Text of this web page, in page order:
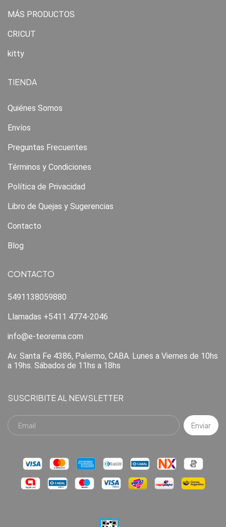
MÁS PRODUCTOS
CRICUT
kitty
TIENDA
Quiénes Somos
Envíos
Preguntas Frecuentes
Términos y Condiciones
Política de Privacidad
Libro de Quejas y Sugerencias
Contacto
Blog
CONTACTO
5491138059880
Llamadas +5411 4774-2046
info@e-teorema.com
Av. Santa Fe 4386, Palermo, CABA. Lunes a Viernes de 10hs
a 19hs. Sábados de 11hs a 18hs
SUSCRIBITE AL NEWSLETTER